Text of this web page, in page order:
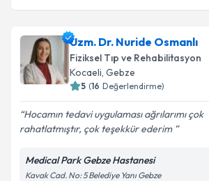
Uzm. Dr. Nuride Osmanlı
Fiziksel Tıp ve Rehabilitasyon
Kocaeli, Gebze
5 (16 Değerlendirme)
Hocamın tedavi uygulaması ağrılarımı çok
rahatlatmıştır, çok teşekkür ederim ️
Medical Park Gebze Hastanesi
Kavak Cad. No: 5 Belediye Yanı Gebze